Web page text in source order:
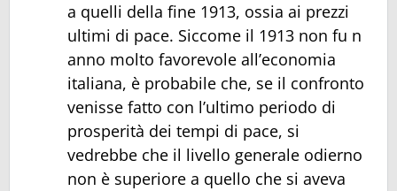
a quelli della fine 1913, ossia ai prezzi
ultimi di pace. Siccome il 1913 non fu n
anno molto favorevole all’economia
italiana, è probabile che, se il confronto
venisse fatto con l’ultimo periodo di
prosperità dei tempi di pace, si
vedrebbe che il livello generale odierno
non è superiore a quello che si aveva